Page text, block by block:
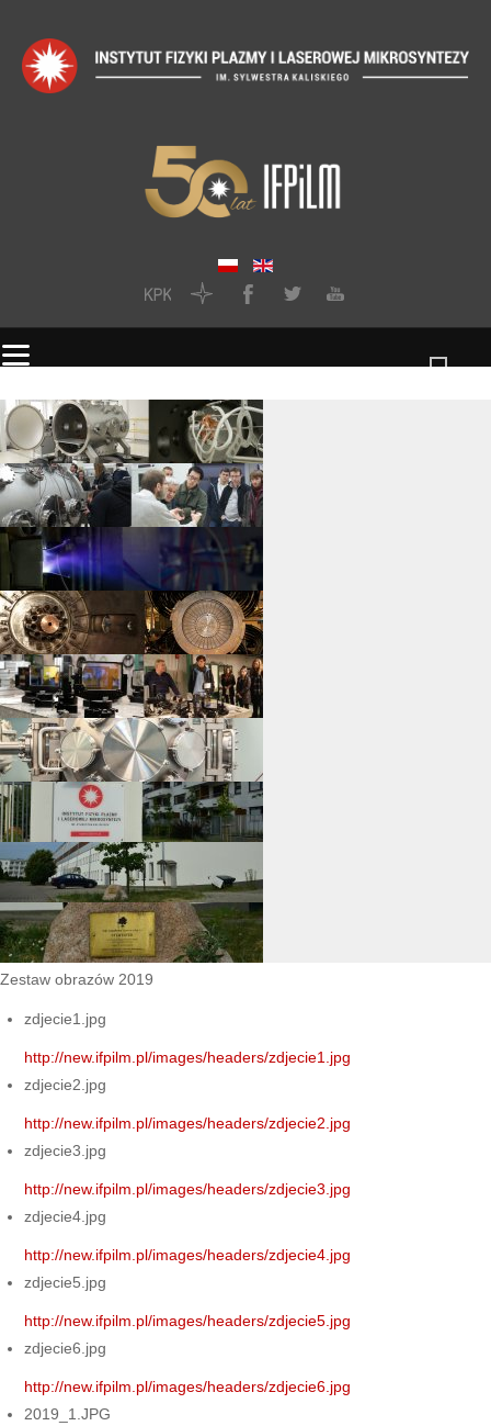
Zestaw obrazów 2019
zdjecie1.jpg
http://new.ifpilm.pl/images/headers/zdjecie1.jpg
zdjecie2.jpg
http://new.ifpilm.pl/images/headers/zdjecie2.jpg
zdjecie3.jpg
http://new.ifpilm.pl/images/headers/zdjecie3.jpg
zdjecie4.jpg
http://new.ifpilm.pl/images/headers/zdjecie4.jpg
zdjecie5.jpg
http://new.ifpilm.pl/images/headers/zdjecie5.jpg
zdjecie6.jpg
http://new.ifpilm.pl/images/headers/zdjecie6.jpg
2019_1.JPG